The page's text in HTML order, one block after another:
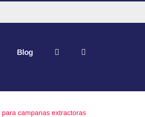
Blog
campanas extractoras